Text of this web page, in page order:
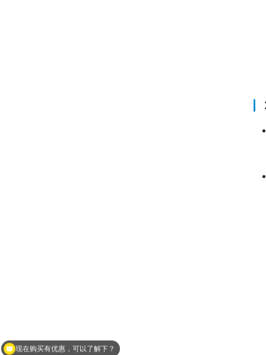
您需要测量液体吗？